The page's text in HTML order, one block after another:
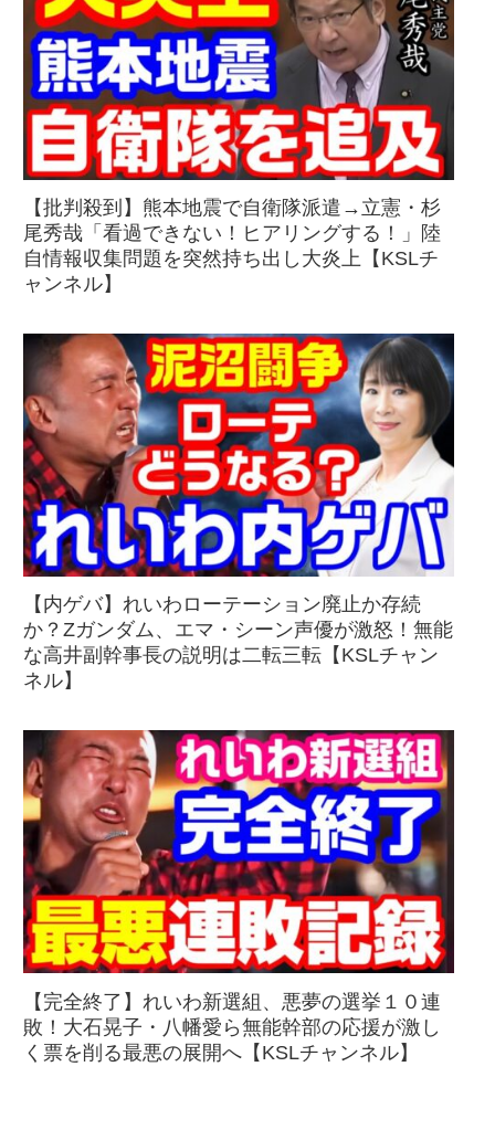
【批判殺到】熊本地震で自衛隊派遣→立憲・杉
尾秀哉「看過できない！ヒアリングする！」陸
自情報収集問題を突然持ち出し大炎上【KSLチ
ャンネル】
【内ゲバ】れいわローテーション廃止か存続
か？Zガンダム、エマ・シーン声優が激怒！無能
な高井副幹事長の説明は二転三転【KSLチャン
ネル】
【完全終了】れいわ新選組、悪夢の選挙１０連
敗！大石晃子・八幡愛ら無能幹部の応援が激し
く票を削る最悪の展開へ【KSLチャンネル】